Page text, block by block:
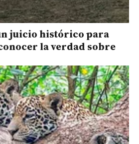
juicio histórico para
la verdad sobre